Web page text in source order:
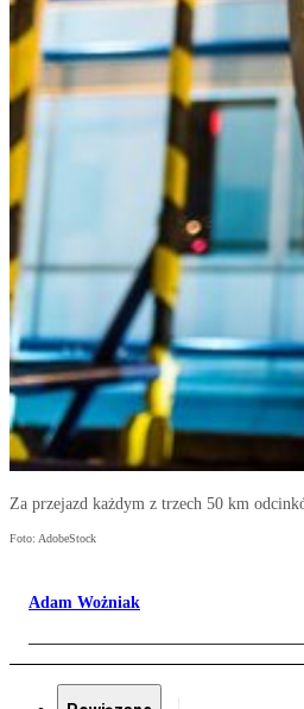
Za przejazd każdym z trzech 50 km
Foto: AdobeStock
Adam Wożniak